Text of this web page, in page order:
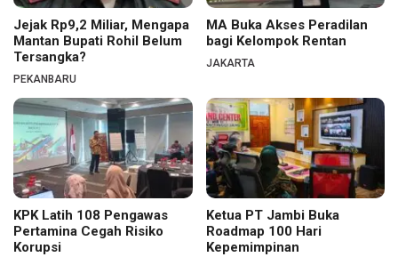
Jejak Rp9,2 Miliar, Mengapa
Mantan Bupati Rohil Belum
Tersangka?
PEKANBARU
MA Buka Akses Peradilan
bagi Kelompok Rentan
JAKARTA
KPK Latih 108 Pengawas
Pertamina Cegah Risiko
Korupsi
Ketua PT Jambi Buka
Roadmap 100 Hari
Kepemimpinan